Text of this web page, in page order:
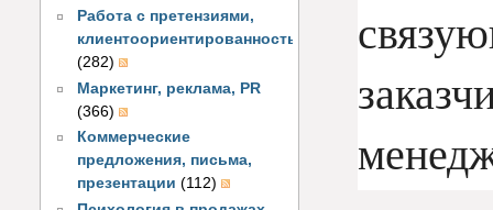
Работа с претензиями,
клиентоориентированность
(282)
Маркетинг, реклама, PR
(366)
Коммерческие
предложения, письма,
презентации (112)